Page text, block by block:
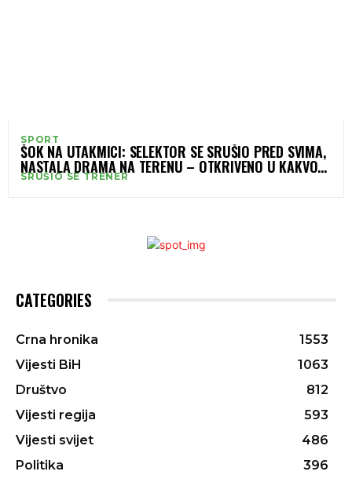
SPORT
ŠOK NA UTAKMICI: SELEKTOR SE SRUŠIO PRED SVIMA,
NASTALA DRAMA NA TERENU – OTKRIVENO U KAKVOM
JE STANJU!
SRUŠIO SE TRENER
CATEGORIES
Crna hronika
1553
Vijesti BiH
1063
Društvo
812
Vijesti regija
593
Vijesti svijet
486
Politika
396